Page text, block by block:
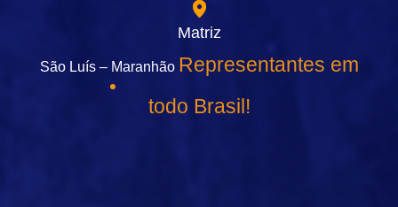
Matriz
São Luís – Maranhão Representantes em
todo Brasil!